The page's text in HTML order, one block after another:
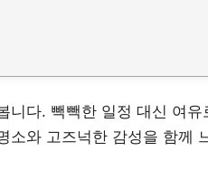
니다. 빽빽한 일정 대신 여유
소와 고즈넉한 감성을 함께